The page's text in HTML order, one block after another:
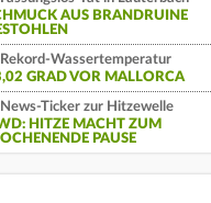
AUS BRANDRUINE
Rekord-Wassertemperatur
GRAD VOR MALLORCA
News-Ticker zur Hitzewelle
HITZE MACHT ZUM
PAUSE